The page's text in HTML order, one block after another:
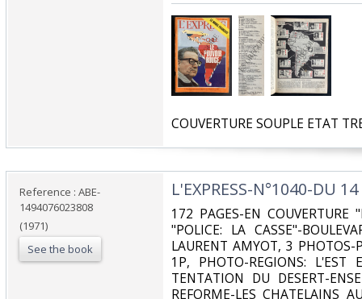
‎COUVERTURE SOUPLE ETAT
Reference : ABE-
1494076023808
(1971)
See the book
‎L'EXPRESS-N°1040-DU
‎172 PAGES-EN COUVERTURE
"POLICE: LA CASSE"-
LAURENT AMYOT, 3 PHOTOS-
1P, PHOTO-REGIONS: L'EST
TENTATION DU DESERT-
REFORME-LES CHATELAINS